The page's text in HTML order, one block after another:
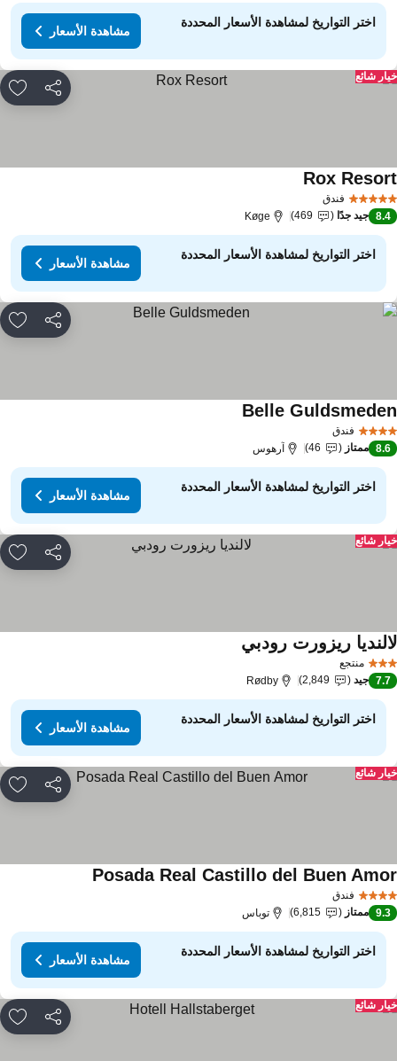
اختر التواريخ لمشاهدة الأسعار المحددة
مشاهدة الأسعار
مشاركة
شائع
فندق
Rox
8.4 جيد جدًا 469
Køge
اختر التواريخ لمشاهدة الأسعار المحددة
مشاهدة الأسعار
مشاركة
فندق
Belle
8.6 ممتاز 46 آرهوس
اختر التواريخ لمشاهدة الأسعار المحددة
مشاهدة الأسعار
مشاركة
شائع
منتجع
ريزورت رودبي
7.7 جيد 2,849
Rødby
اختر التواريخ لمشاهدة الأسعار المحددة
مشاهدة الأسعار
مشاركة
شائع
فندق
Posada Real Castillo del Buen
9.3 ممتاز 6,815 توباس
اختر التواريخ لمشاهدة الأسعار المحددة
مشاهدة الأسعار
مشاركة
شائع